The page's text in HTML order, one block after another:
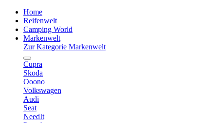
Home
Reifenwelt
Camping World
Markenwelt
Zur Kategorie Markenwelt
Cupra
Skoda
Ooono
Volkswagen
Audi
Seat
NeedIt